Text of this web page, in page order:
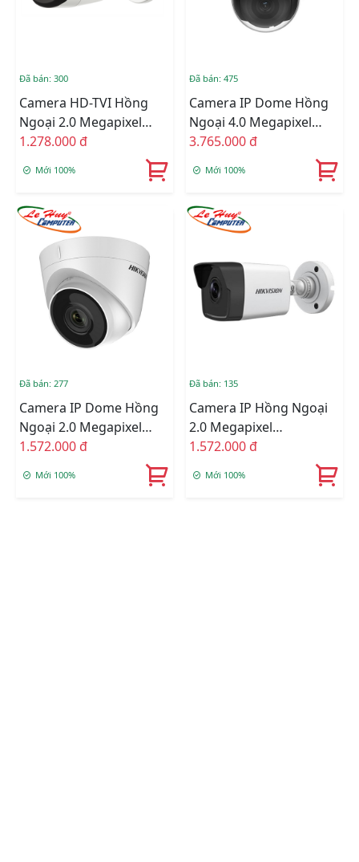
Đã bán: 300
Camera HD-TVI Hồng
Ngoại 2.0 Megapixel
HIKVISION DS-
1.278.000 đ
Mới 100%
Đã bán: 475
Camera IP Dome Hồng
Ngoại 4.0 Megapixel
HIKVISION DS-
3.765.000 đ
Mới 100%
Đã bán: 277
Camera IP Dome Hồng
Ngoại 2.0 Megapixel
HIKVISION DS-
1.572.000 đ
Mới 100%
Đã bán: 135
Camera IP Hồng Ngoại
2.0 Megapixel
HIKVISION DS-
1.572.000 đ
Mới 100%